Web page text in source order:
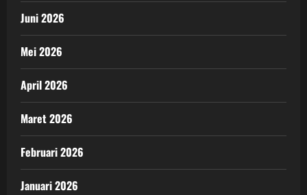
Juni 2026
Mei 2026
April 2026
Maret 2026
Februari 2026
Januari 2026